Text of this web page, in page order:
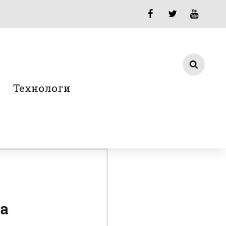
Технологи